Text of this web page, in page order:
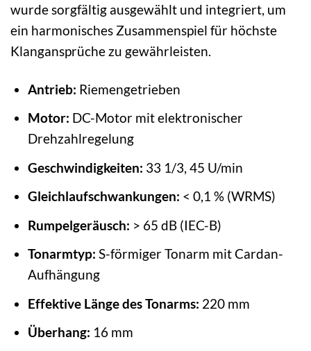
wurde sorgfältig ausgewählt und integriert, um
ein harmonisches Zusammenspiel für höchste
Klangansprüche zu gewährleisten.
Antrieb: Riemengetrieben
Motor: DC-Motor mit elektronischer
Drehzahlregelung
Geschwindigkeiten: 33 1/3, 45 U/min
Gleichlaufschwankungen: < 0,1 % (WRMS)
Rumpelgeräusch: > 65 dB (IEC-B)
Tonarmtyp: S-förmiger Tonarm mit Cardan-
Aufhängung
Effektive Länge des Tonarms: 220 mm
Überhang: 16 mm